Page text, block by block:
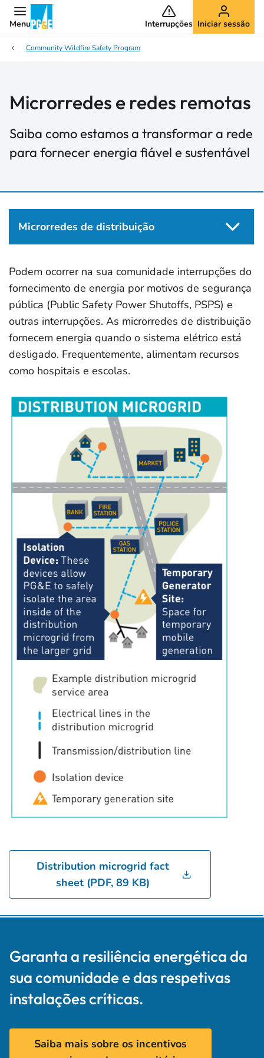
Menu Interrupções Iniciar sessão
Community Wildfire Safety Program
Microrredes e redes remotas
Saiba como estamos a transformar a rede
para fornecer energia fiável e sustentável
Microrredes de distribuição
Podem ocorrer na sua comunidade interrupções do
fornecimento de energia por motivos de segurança
pública (Public Safety Power Shutoffs, PSPS) e
outras interrupções. As microrredes de distribuição
fornecem energia quando o sistema elétrico está
desligado. Frequentemente, alimentam recursos
como hospitais e escolas.
Distribution microgrid fact
sheet (PDF, 89 KB)
Garanta a resiliência energética da
sua comunidade e das respetivas
instalações críticas.
Saiba mais sobre os incentivos